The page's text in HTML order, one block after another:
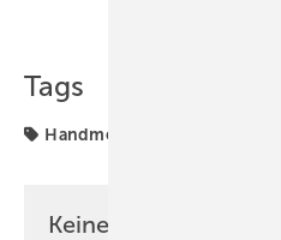
Tags
Handmessgerät
Keine Zeit? Kein